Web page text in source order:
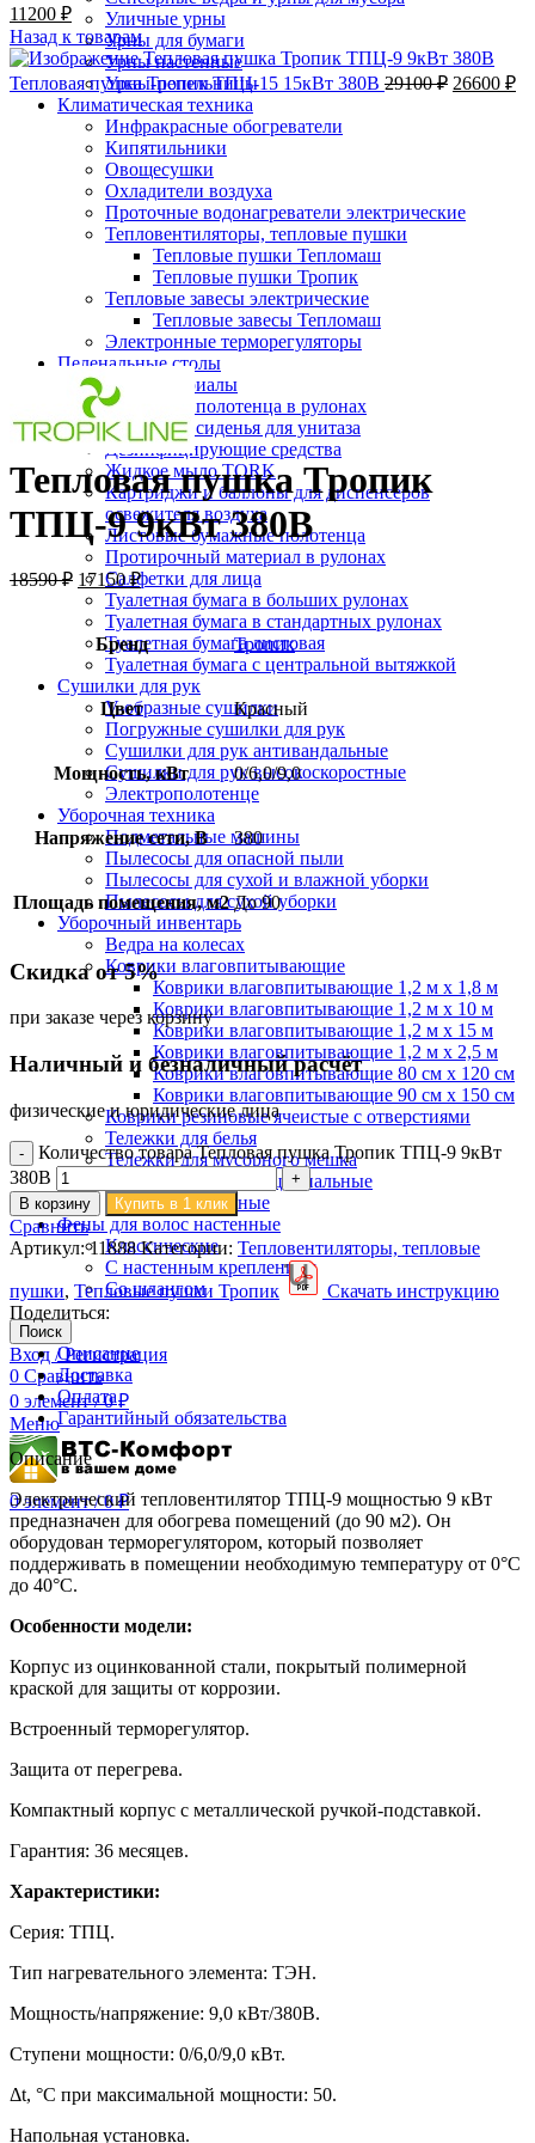
Уличные урны
Урны для бумаги
Урны настенные
Урны-пепельницы
Климатическая техника
Инфракрасные обогреватели
Кипятильники
Овощесушки
Охладители воздуха
Проточные водонагреватели электрические
Тепловентиляторы, тепловые пушки
Тепловые пушки Тепломаш
Тепловые пушки Тропик
Тепловые завесы электрические
Тепловые завесы Тепломаш
Электронные терморегуляторы
Пеленальные столы
Расходные материалы
Бумажные полотенца в рулонах
Бумажные сиденья для унитаза
Дезинфицирующие средства
Жидкое мыло TORK
Картриджи и баллоны для диспенсеров
освежителя воздуха
Листовые бумажные полотенца
Протирочный материал в рулонах
Салфетки для лица
Туалетная бумага в больших рулонах
Туалетная бумага в стандартных рулонах
Туалетная бумага листовая
Туалетная бумага с центральной вытяжкой
Сушилки для рук
V-образные сушилки
Погружные сушилки для рук
Сушилки для рук антивандальные
Сушилки для рук высокоскоростные
Электрополотенце
Уборочная техника
Подметальные машины
Пылесосы для опасной пыли
Пылесосы для сухой и влажной уборки
Пылесосы для сухой уборки
Уборочный инвентарь
Ведра на колесах
Коврики влаговпитывающие
Коврики влаговпитывающие 1,2 м х 1,8 м
Коврики влаговпитывающие 1,2 м х 10 м
Коврики влаговпитывающие 1,2 м х 15 м
Коврики влаговпитывающие 1,2 м х 2,5 м
Коврики влаговпитывающие 80 см х 120 см
Коврики влаговпитывающие 90 см х 150 см
Коврики резиновые ячеистые с отверстиями
Тележки для белья
Тележки для мусорного мешка
Тележки многофункциональные
Тележки уборочные
Фены для волос настенные
Классические
С настенным креплением
Со шлангом
Поиск
Вход / Регистрация
0 Сравнить
0 элемент / 0₽
Меню
0элемент / 0₽
11200 ₽
Назад к товарам
Тепловая пушка Тропик ТПЦ-15 15кВт 380В 29100₽ 26600 ₽
-8%;процент скидки
Нажмите, чтобы увеличить
Тепловая пушка Тропик
ТПЦ-9 9кВт 380В
18590₽ 17150₽
Бренд Тропик
Цвет Красный
Мощность, кВт 0/6,0/9,0
Напряжение сети, В 380
Площадь помещения, м2 До 90
Скидка от 5%
при заказе через корзину
Наличный и безналичный расчёт
физические и юридические лица
Количество товара Тепловая пушка Тропик ТПЦ-9 9кВт
380В
В корзину Купить в 1 клик
Сравнить
Артикул:11888Категории: Тепловентиляторы, тепловые
пушки, Тепловые пушки Тропик
Скачать инструкцию
Поделиться:
Описание
Доставка
Оплата
Гарантийный обязательства
Описание
Электрический тепловентилятор ТПЦ-9 мощностью 9 кВт
предназначен для обогрева помещений (до 90 м2). Он
оборудован терморегулятором, который позволяет
поддерживать в помещении необходимую температуру от 0°С
до 40°С.
Особенности модели:
Корпус из оцинкованной стали, покрытый полимерной
краской для защиты от коррозии.
Встроенный терморегулятор.
Защита от перегрева.
Компактный корпус с металлической ручкой-подставкой.
Гарантия: 36 месяцев.
Характеристики:
Серия: ТПЦ.
Тип нагревательного элемента: ТЭН.
Мощность/напряжение: 9,0 кВт/380В.
Ступени мощности: 0/6,0/9,0 кВт.
Δt, °C при максимальной мощности: 50.
Напольная установка.